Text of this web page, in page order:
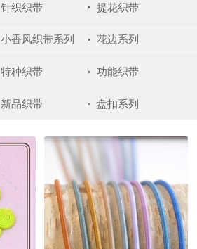
针织织带 提花织带
小香风织带系列 花边系列
特种织带 功能织带
新品织带 盘扣系列